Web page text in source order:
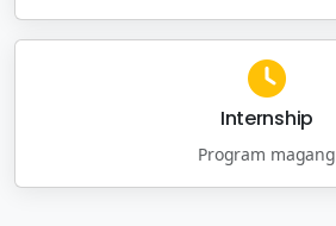
Internship
Program magang